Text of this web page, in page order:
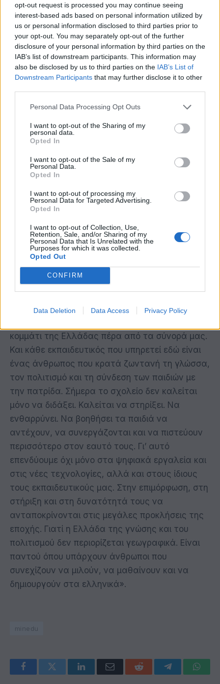
opt-out request is processed you may continue seeing
interest-based ads based on personal information utilized by
us or personal information disclosed to third parties prior to
your opt-out. You may separately opt-out of the further
disclosure of your personal information by third parties on the
IAB’s list of downstream participants. This information may
also be disclosed by us to third parties on the IAB’s List of
Downstream Participants that may further disclose it to other
Personal Data Processing Opt Outs
I want to opt-out of the Sharing of my
personal data.
Opted In
I want to opt-out of the Sale of my
Personal Data.
Opted In
I want to opt-out of processing my
Personal Data for Targeted Advertising.
Opted In
I want to opt-out of Collection, Use,
Retention, Sale, and/or Sharing of my
Personal Data that Is Unrelated with the
Purposes for which it was collected.
Opted Out
CONFIRM
Data Deletion Data Access Privacy Policy
ασφάλεια και την ποιότητα των σχέσεών τους
μέσα στο σχολείο».
Η Υπουργός τόνισε επίσης τη σημασία της
συνεχούς επιμόρφωσης των εκπαιδευτικών του
εξωτερικού, τόσο κατά την αρχική προετοιμασία
τους όσο και σε όλη τη διάρκεια της
εκπαιδευτικής τους πορείας, με έμφαση στη
σχολικός εκφοβισμός, η ψυχική υγεία των
παιδιών και η ενίσχυση ενός θετικού και
συμπεριληπτικού σχολικού περιβάλλοντος.
ήταν όταν η Υπουργός άκουσε τους μαθητές να
τραγουδούν το «Τα παιδιά ζωγραφίζουν στον
τοίχο», τονίζοντας ότι «η ελληνόγλωσση
εκπαίδευση στο εξωτερικό δεν κρατά ζωντανή
μόνο τη γλώσσα, αλλά και τη μνήμη, την
ταυτότητα και τη σχέση των παιδιών με την
Ελλάδα».
Η Σοφία Ζαχαράκη δήλωσε:
κομμάτι της Ελλάδας πέρα από τα σύνορά μας.
Και κάθε εκπαιδευτικός που υπηρετεί εδώ είναι
ένας άνθρωπος που κρατά ζωντανή τη γλώσσα,
τον πολιτισμό και τη σύνδεση των παιδιών με
την πατρίδα. Σήμερα το σχολείο δεν καλείται
μόνο να διδάξει. Καλείται να στηρίξει. Να
ενθαρρύνει. Να βοηθήσει τα παιδιά να
αντέχουν, να συνεργάζονται και να πιστεύουν
περισσότερο στον εαυτό τους. Γι’ αυτό
επενδύουμε όχι μόνο στα ψηφιακά εργαλεία και
στις νέες τεχνολογίες, αλλά και στους ίδιους
τους εκπαιδευτικούς μας. Στην επιμόρφωση, στη
στήριξη και στη δυνατότητά τους να
ανταποκρίνονται στις μεγάλες προκλήσεις της
εποχής. Γιατί η Ελλάδα της γνώσης και του
πολιτισμού δεν περιορίζεται γεωγραφικά. Είναι
παντού όπου υπάρχουν άνθρωποι που
συνεχίζουν να μιλούν, να μαθαίνουν και να
δημιουργούν στα ελληνικά».
minedu
FacebookTwitter LinkedInEmail Reddit Telegram